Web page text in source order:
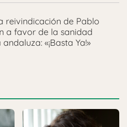
reivindicación de Pablo
a favor de la sanidad
«¡Basta Ya!»